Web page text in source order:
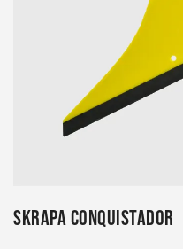
Skrapa Conquistador